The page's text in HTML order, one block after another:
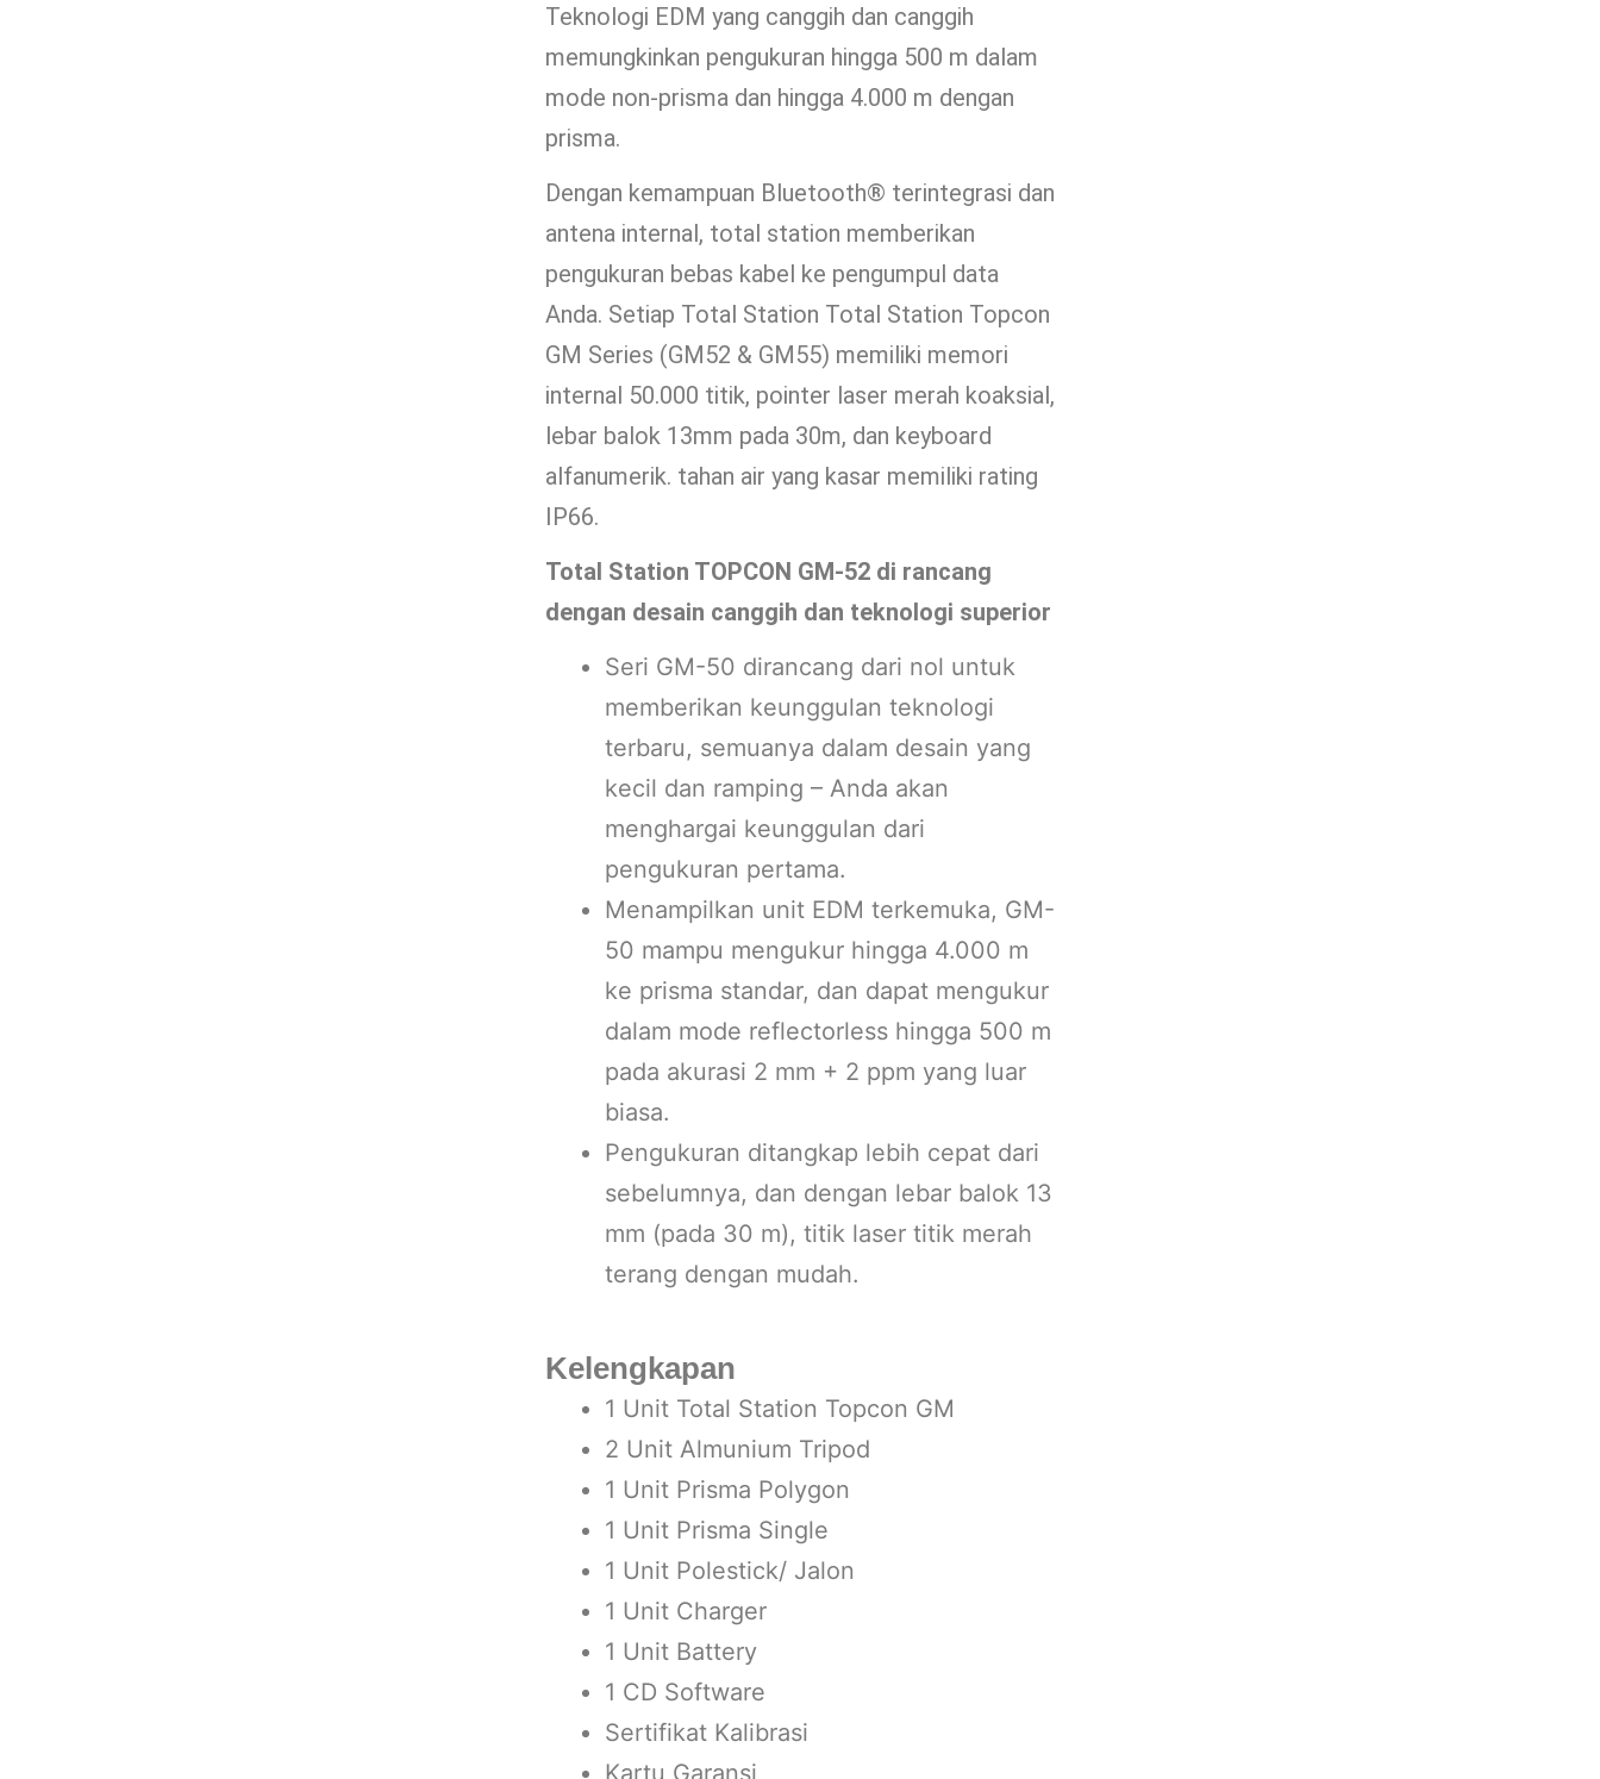
Teknologi EDM yang canggih dan canggih
memungkinkan pengukuran hingga 500 m dalam
mode non-prisma dan hingga 4.000 m dengan
prisma.
Dengan kemampuan Bluetooth® terintegrasi dan
antena internal, total station memberikan
pengukuran bebas kabel ke pengumpul data
Anda. Setiap Total Station Total Station Topcon
GM Series (GM52 & GM55) memiliki memori
internal 50.000 titik, pointer laser merah koaksial,
lebar balok 13mm pada 30m, dan keyboard
alfanumerik. tahan air yang kasar memiliki rating
IP66.
Total Station TOPCON GM-52 di rancang
dengan desain canggih dan teknologi superior
Seri GM-50 dirancang dari nol untuk
memberikan keunggulan teknologi
terbaru, semuanya dalam desain yang
kecil dan ramping – Anda akan
menghargai keunggulan dari
pengukuran pertama.
Menampilkan unit EDM terkemuka, GM-
50 mampu mengukur hingga 4.000 m
ke prisma standar, dan dapat mengukur
dalam mode reflectorless hingga 500 m
pada akurasi 2 mm + 2 ppm yang luar
biasa.
Pengukuran ditangkap lebih cepat dari
sebelumnya, dan dengan lebar balok 13
mm (pada 30 m), titik laser titik merah
terang dengan mudah.
Kelengkapan
1 Unit Total Station Topcon GM
2 Unit Almunium Tripod
1 Unit Prisma Polygon
1 Unit Prisma Single
1 Unit Polestick/ Jalon
1 Unit Charger
1 Unit Battery
1 CD Software
Sertifikat Kalibrasi
Kartu Garansi